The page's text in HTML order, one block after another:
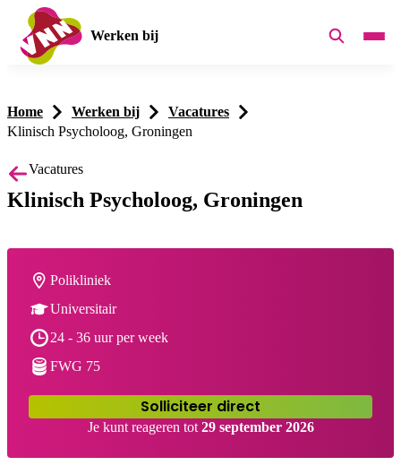
Werken bij
Home Werken bij
Vacatures
Klinisch Psycholoog, Groningen
Vacatures
Klinisch Psycholoog, Groningen
Werkplek:
Polikliniek
Opleiding:
Universitair
Dienstverband:
24 - 36 uur per week
Salaris:
FWG 75
Solliciteer direct
Je kunt reageren tot 29 september 2026